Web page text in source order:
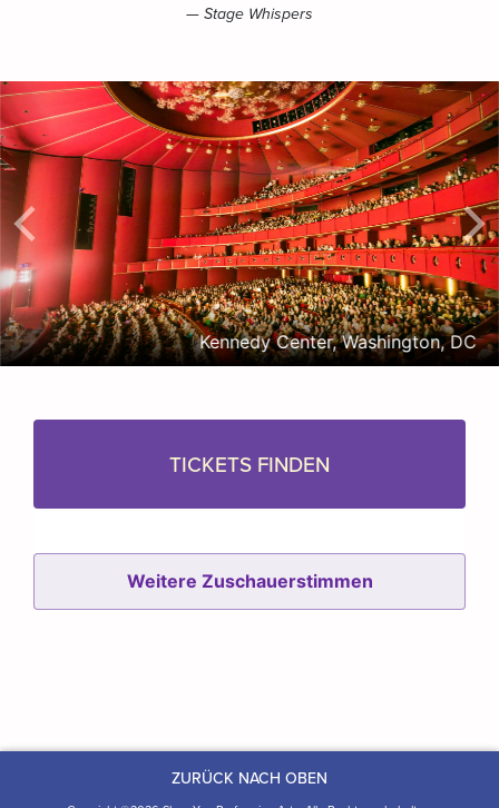
— Stage Whispers
Kennedy Center, Washington, DC
TICKETS FINDEN
Weitere Zuschauerstimmen
ZURÜCK NACH OBEN